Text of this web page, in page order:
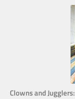
Clowns and